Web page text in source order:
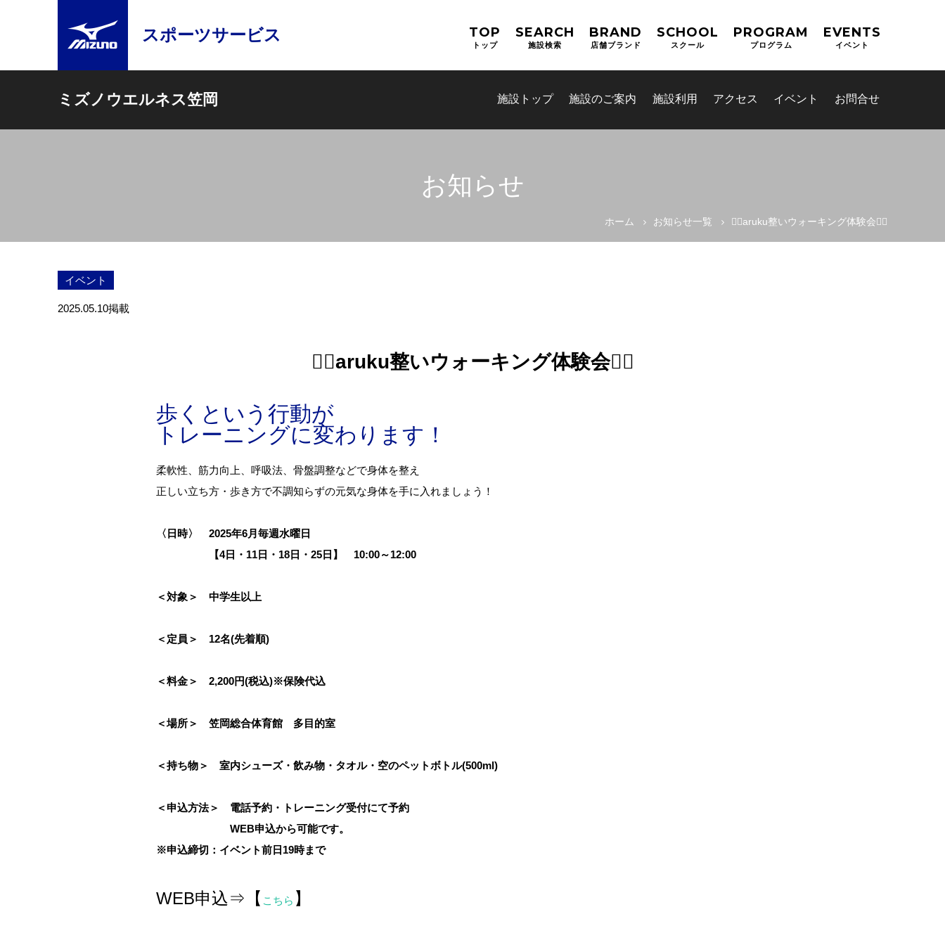
スポーツサービス TOP
トップ
SEARCH
施設検索
BRAND
店舗ブランド
SCHOOL
スクール
PROGRAM
プログラム
EVENTS
イベント
ミズノウエルネス笠岡 施設トップ 施設のご案内 施設利用 アクセス イベント お問合せ
お知らせ
ホーム お知らせ一覧 🚶‍♀️aruku整いウォーキング体験会🚶‍♀️
イベント
2025.05.10掲載
🚶‍♀️aruku整いウォーキング体験会🚶‍♀️
歩くという行動が
トレーニングに変わります！
柔軟性、筋力向上、呼吸法、骨盤調整などで身体を整え
正しい立ち方・歩き方で不調知らずの元気な身体を手に入れましょう！
〈日時〉 2025年6月毎週水曜日
【4日・11日・18日・25日】 10:00～12:00
＜対象＞ 中学生以上
＜定員＞ 12名(先着順)
＜料金＞ 2,200円(税込)※保険代込
＜場所＞ 笠岡総合体育館 多目的室
＜持ち物＞ 室内シューズ・飲み物・タオル・空のペットボトル(500ml)
＜申込方法＞ 電話予約・トレーニング受付にて予約
WEB申込から可能です。
※申込締切：イベント前日19時まで
WEB申込⇒【 こちら 】